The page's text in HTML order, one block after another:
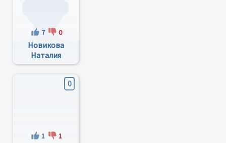
7 0
Новикова
Наталия
Алексеевна
0
1 1